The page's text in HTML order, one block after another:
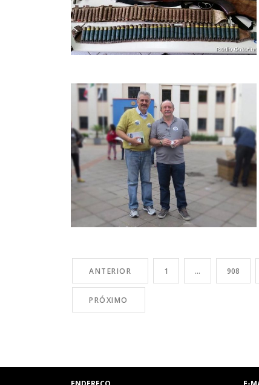
ANTERIOR 1 … 908
PRÓXIMO